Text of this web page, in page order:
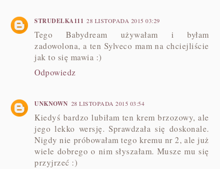
STRUDELKA111 28 LISTOPADA 2015 03:29
Tego Babydream używałam i byłam
zadowolona, a ten Sylveco mam na chciejliście
jak to się mawia :)
Odpowiedz
UNKNOWN 28 LISTOPADA 2015 03:54
Kiedyś bardzo lubiłam ten krem brzozowy, ale
jego lekko wersję. Sprawdzała się doskonale.
Nigdy nie próbowałam tego kremu nr 2, ale już
wiele dobrego o nim słyszałam. Musze mu się
przyjrzeć :)